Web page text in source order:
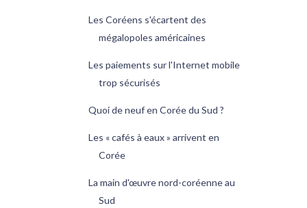
Les Coréens s'écartent des
mégalopoles américaines
Les paiements sur l'Internet mobile
trop sécurisés
Quoi de neuf en Corée du Sud ?
Les « cafés à eaux » arrivent en
Corée
La main d'œuvre nord-coréenne au
Sud